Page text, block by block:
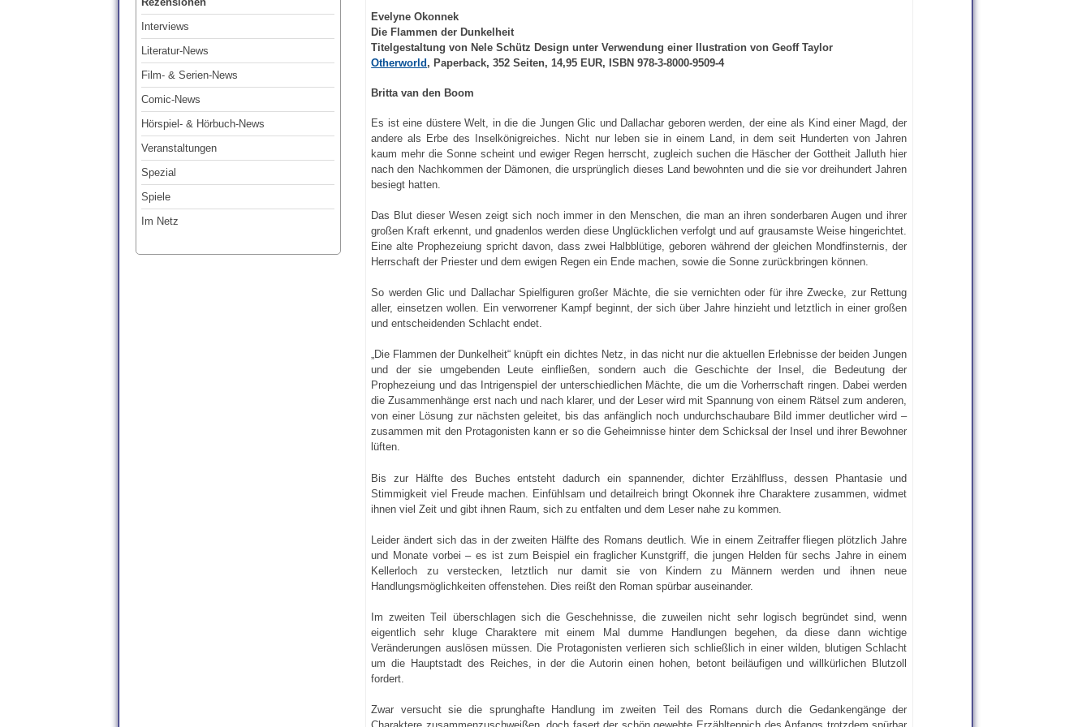
Interviews
Literatur-News
Film- & Serien-News
Comic-News
Hörspiel- & Hörbuch-News
Veranstaltungen
Spezial
Spiele
Im Netz
Evelyne Okonnek
Die Flammen der Dunkelheit
Titelgestaltung von Nele Schütz Design unter Verwendung einer Ilustration von Geoff Taylor
Otherworld , Paperback, 352 Seiten, 14,95 EUR, ISBN 978-3-8000-9509-4
Britta van den Boom
Es ist eine düstere Welt, in die die Jungen Glic und Dallachar geboren werden, der eine als Kind einer Magd, der
andere als Erbe des Inselkönigreiches. Nicht nur leben sie in einem Land, in dem seit Hunderten von Jahren
kaum mehr die Sonne scheint und ewiger Regen herrscht, zugleich suchen die Häscher der Gottheit Jalluth hier
nach den Nachkommen der Dämonen, die ursprünglich dieses Land bewohnten und die sie vor dreihundert Jahren
besiegt hatten.
Das Blut dieser Wesen zeigt sich noch immer in den Menschen, die man an ihren sonderbaren Augen und ihrer
großen Kraft erkennt, und gnadenlos werden diese Unglücklichen verfolgt und auf grausamste Weise hingerichtet.
Eine alte Prophezeiung spricht davon, dass zwei Halbblütige, geboren während der gleichen Mondfinsternis, der
Herrschaft der Priester und dem ewigen Regen ein Ende machen, sowie die Sonne zurückbringen können.
So werden Glic und Dallachar Spielfiguren großer Mächte, die sie vernichten oder für ihre Zwecke, zur Rettung
aller, einsetzen wollen. Ein verworrener Kampf beginnt, der sich über Jahre hinzieht und letztlich in einer großen
und entscheidenden Schlacht endet.
„Die Flammen der Dunkelheit“ knüpft ein dichtes Netz, in das nicht nur die aktuellen Erlebnisse der beiden Jungen
und der sie umgebenden Leute einfließen, sondern auch die Geschichte der Insel, die Bedeutung der
Prophezeiung und das Intrigenspiel der unterschiedlichen Mächte, die um die Vorherrschaft ringen. Dabei werden
die Zusammenhänge erst nach und nach klarer, und der Leser wird mit Spannung von einem Rätsel zum anderen,
von einer Lösung zur nächsten geleitet, bis das anfänglich noch undurchschaubare Bild immer deutlicher wird –
zusammen mit den Protagonisten kann er so die Geheimnisse hinter dem Schicksal der Insel und ihrer Bewohner
lüften.
Bis zur Hälfte des Buches entsteht dadurch ein spannender, dichter Erzählfluss, dessen Phantasie und
Stimmigkeit viel Freude machen. Einfühlsam und detailreich bringt Okonnek ihre Charaktere zusammen, widmet
ihnen viel Zeit und gibt ihnen Raum, sich zu entfalten und dem Leser nahe zu kommen.
Leider ändert sich das in der zweiten Hälfte des Romans deutlich. Wie in einem Zeitraffer fliegen plötzlich Jahre
und Monate vorbei – es ist zum Beispiel ein fraglicher Kunstgriff, die jungen Helden für sechs Jahre in einem
Kellerloch zu verstecken, letztlich nur damit sie von Kindern zu Männern werden und ihnen neue
Handlungsmöglichkeiten offenstehen. Dies reißt den Roman spürbar auseinander.
Im zweiten Teil überschlagen sich die Geschehnisse, die zuweilen nicht sehr logisch begründet sind, wenn
eigentlich sehr kluge Charaktere mit einem Mal dumme Handlungen begehen, da diese dann wichtige
Veränderungen auslösen müssen. Die Protagonisten verlieren sich schließlich in einer wilden, blutigen Schlacht
um die Hauptstadt des Reiches, in der die Autorin einen hohen, betont beiläufigen und willkürlichen Blutzoll
fordert.
Zwar versucht sie die sprunghafte Handlung im zweiten Teil des Romans durch die Gedankengänge der